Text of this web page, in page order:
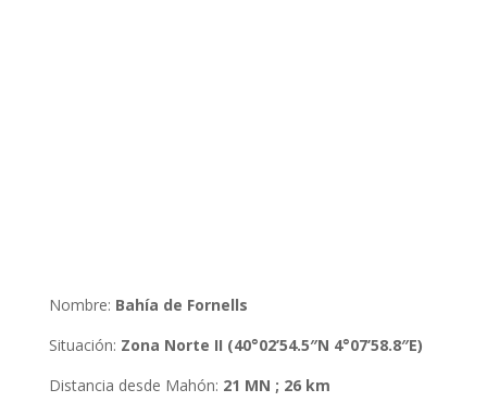
Nombre: Bahía de Fornells
Situación: Zona Norte II (40°02’54.5″N 4°07’58.8″E)
Distancia desde Mahón: 21 MN ; 26 km